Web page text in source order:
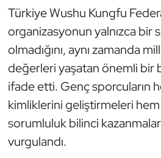
Türkiye Wushu Kungfu
organizasyonun yalnızca bir
olmadığını, aynı zamanda
değerleri yaşatan önemli bir
ifade etti. Genç sporcuların
kimliklerini geliştirmeleri
sorumluluk bilinci
vurgulandı.
Masa Tenisi
Modern Pentatlon
Motor Sporları
Muay Thai
Okçuluk